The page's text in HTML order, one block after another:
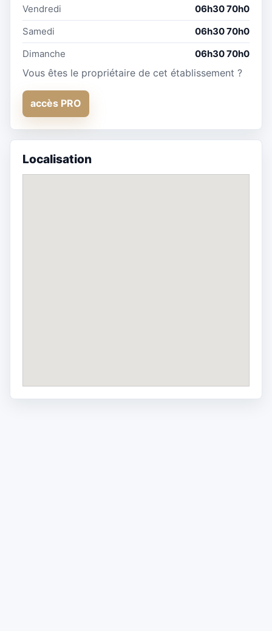
Vendredi
06h30 70h0
Samedi
06h30 70h0
Dimanche
06h30 70h0
Vous êtes le propriétaire de cet établissement ?
accès PRO
Localisation